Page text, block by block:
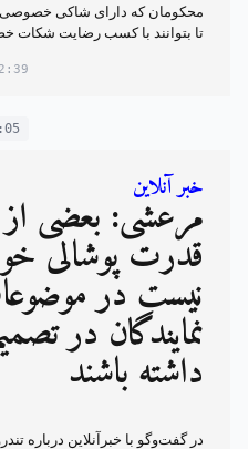
محکومان که دارای شاکی خصوصی
تا بتوانند با کسب رضایت
خبر آنلاین
مرعشی: بعضی از
قدرت پوشالی
نیست در
نمایندگان در
داشته باشند
در گفت‌وگو با خبرآنلاین درباره